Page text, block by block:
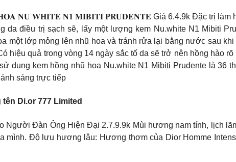
𝐍𝐔 𝐖𝐇𝐈𝐓𝐄 𝐍𝟏 𝐌𝐈𝐁𝐈𝐓𝐈 𝐏𝐑𝐔𝐃𝐄𝐍𝐓𝐄 Giá 6.4.9k Đặc trị làm
da điều trị sạch sẽ, lấy một lượng kem Nu.white N1 Mibiti
một lớp mỏng lên nhũ hoa và tránh rửa lại bằng nước sau
hiệu quả trong vòng 14 ngày sắc tố da sẽ trở nên hồng hào
dụng kem hồng nhũ hoa Nu.white N1 Mibiti Prudente là 36
sáng trực tiếp
Di.or 777 Limited
Người Đàn Ông Hiện Đại 2.7.9.9k Mùi hương nam tính, lịch
mình. Độ lưu hương lâu: Hương thơm của Dior Homme